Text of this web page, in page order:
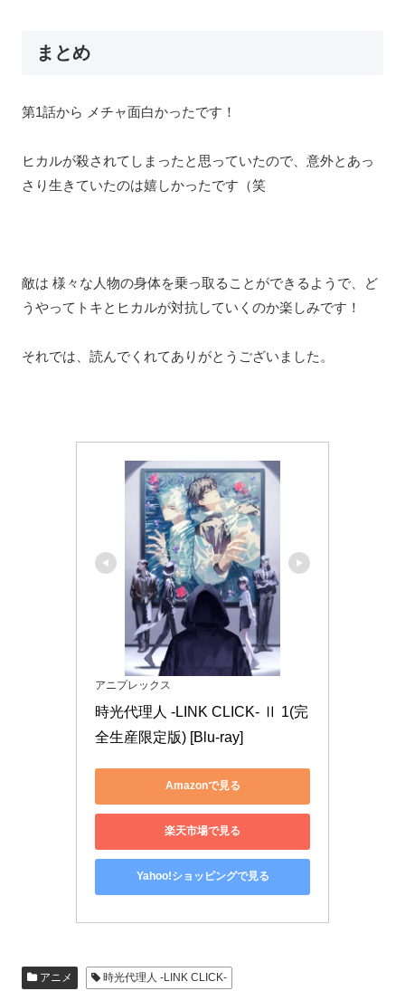
まとめ
第1話から メチャ面白かったです！
ヒカルが殺されてしまったと思っていたので、意外とあっ
さり生きていたのは嬉しかったです（笑
敵は 様々な人物の身体を乗っ取ることができるようで、ど
うやってトキとヒカルが対抗していくのか楽しみです！
それでは、読んでくれてありがとうございました。
アニプレックス
時光代理人 -LINK CLICK- Ⅱ 1(完
全生産限定版) [Blu-ray]
Amazonで見る
楽天市場で見る
Yahoo!ショッピングで見る
アニメ 時光代理人 -LINK CLICK-